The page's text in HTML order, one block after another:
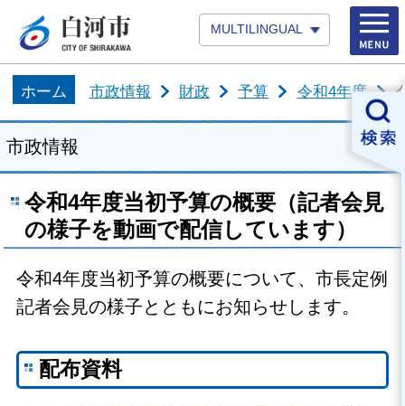
MULTILINGUAL
ホーム 市政情報 財政 予算 令和4年度
市政情報
令和4年度当初予算の概要（記者会見
の様子を動画で配信しています）
令和4年度当初予算の概要について、市長定例
記者会見の様子とともにお知らせします。
配布資料